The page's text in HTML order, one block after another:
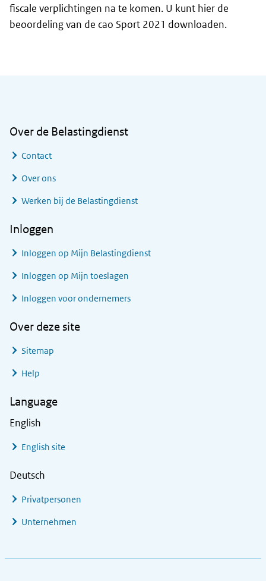
fiscale verplichtingen na te komen. U kunt hier de
beoordeling van de cao Sport 2021 downloaden.
Over de Belastingdienst
Contact
Over ons
Werken bij de Belastingdienst
Inloggen
Inloggen op Mijn Belastingdienst
Inloggen op Mijn toeslagen
Inloggen voor ondernemers
Over deze site
Sitemap
Help
Language
English
English site
Deutsch
Privatpersonen
Unternehmen